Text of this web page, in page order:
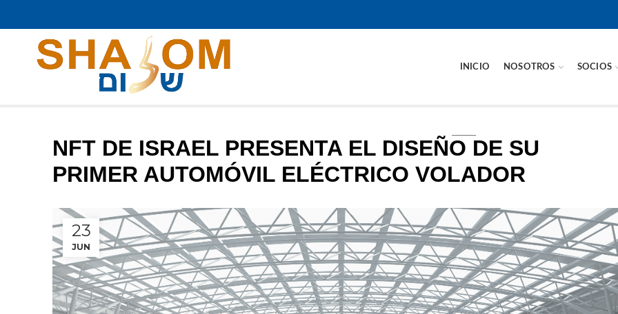
INICIO NOSOTROS SOCIOS
NFT DE ISRAEL PRESENTA EL DISEÑO DE SU
PRIMER AUTOMÓVIL ELÉCTRICO VOLADOR
23
JUN